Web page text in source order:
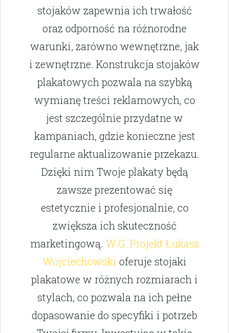
stojaków zapewnia ich trwałość
oraz odporność na różnorodne
warunki, zarówno wewnętrzne, jak
i zewnętrzne. Konstrukcja stojaków
plakatowych pozwala na szybką
wymianę treści reklamowych, co
jest szczególnie przydatne w
kampaniach, gdzie konieczne jest
regularne aktualizowanie przekazu.
Dzięki nim Twoje plakaty będą
zawsze prezentować się
estetycznie i profesjonalnie, co
zwiększa ich skuteczność
marketingową. W.G. Projekt Łukasz
Wojciechowski oferuje stojaki
plakatowe w różnych rozmiarach i
stylach, co pozwala na ich pełne
dopasowanie do specyfiki i potrzeb